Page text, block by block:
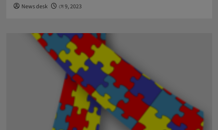
News desk মে 9, 2023